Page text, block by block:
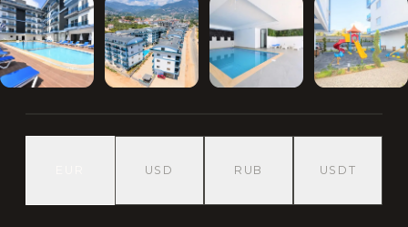
USD RUB USDT